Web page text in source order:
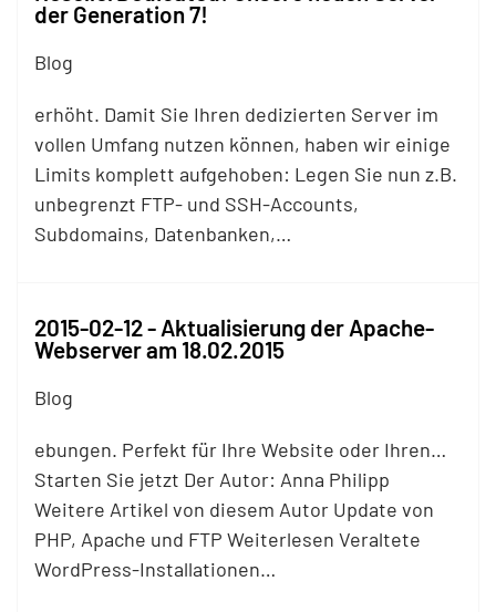
der Generation 7!
Blog
erhöht. Damit Sie Ihren dedizierten Server im
vollen Umfang nutzen können, haben wir einige
Limits komplett aufgehoben: Legen Sie nun z.B.
unbegrenzt FTP- und SSH-Accounts,
Subdomains, Datenbanken,…
2015-02-12 - Aktualisierung der Apache-
Webserver am 18.02.2015
Blog
ebungen. Perfekt für Ihre Website oder Ihren…
Starten Sie jetzt Der Autor: Anna Philipp
Weitere Artikel von diesem Autor Update von
PHP, Apache und FTP Weiterlesen Veraltete
WordPress-Installationen…